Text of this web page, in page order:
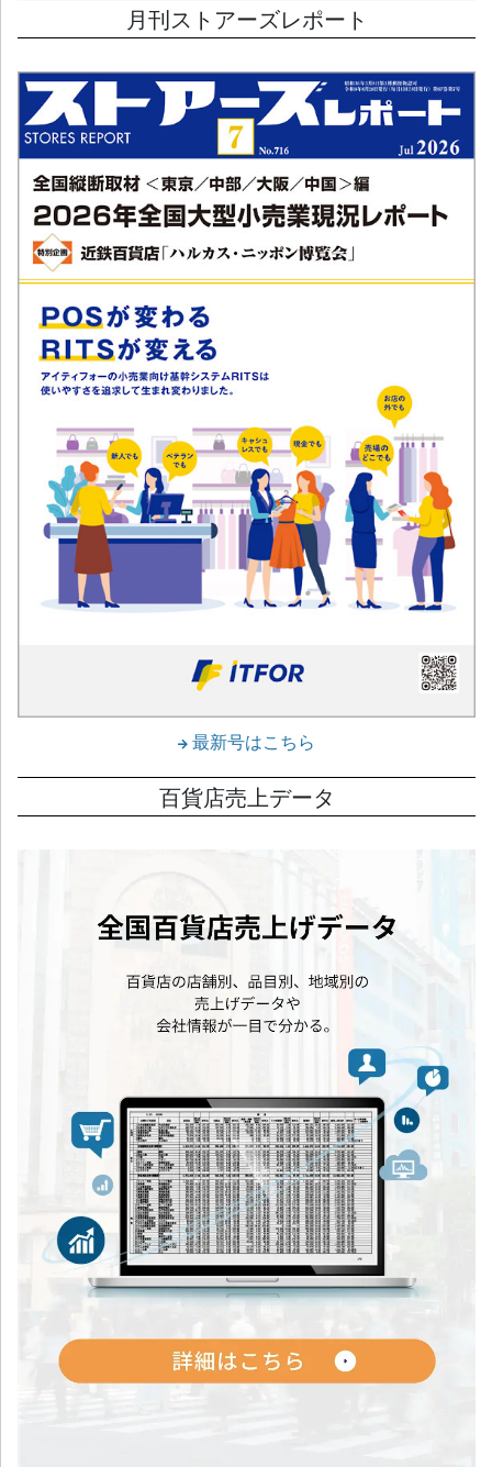
月刊ストアーズレポート
最新号はこちら
百貨店売上データ